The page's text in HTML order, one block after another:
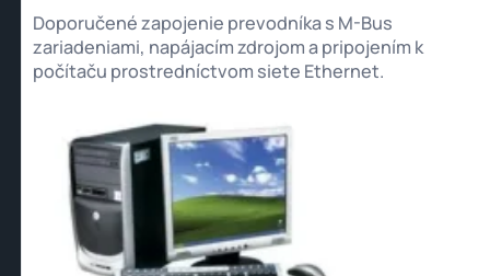
Doporučené zapojenie prevodníka s M-Bus
zariadeniami, napájacím zdrojom a pripojením k
počítaču prostredníctvom siete Ethernet.